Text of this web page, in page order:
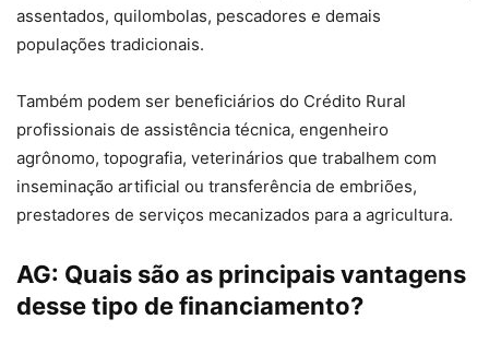
assentados, quilombolas, pescadores e demais
populações tradicionais.
Também podem ser beneficiários do Crédito Rural
profissionais de assistência técnica, engenheiro
agrônomo, topografia, veterinários que trabalhem com
inseminação artificial ou transferência de embriões,
prestadores de serviços mecanizados para a agricultura.
AG: Quais são as principais vantagens
desse tipo de financiamento?